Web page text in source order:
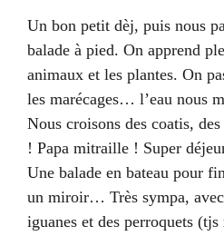
Un bon petit dèj, puis nous
balade à pied. On apprend
animaux et les plantes. On
les marécages… l’eau nous
Nous croisons des coatis,
! Papa mitraille ! Super
Une balade en bateau pour
un miroir… Très sympa, avec
iguanes et des perroquets